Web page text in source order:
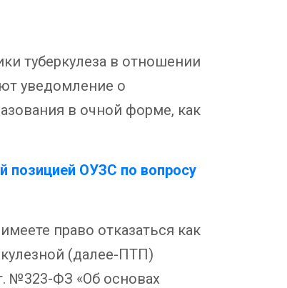
туберкулеза в отношении
уведомление о
в очной форме, как
позицией ОУЗС по вопросу
право отказаться как
(далее-ПТП)
№323-ФЗ «Об основах